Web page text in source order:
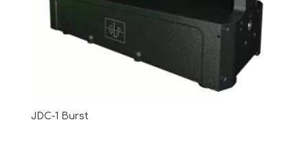
JDC-1 Burst